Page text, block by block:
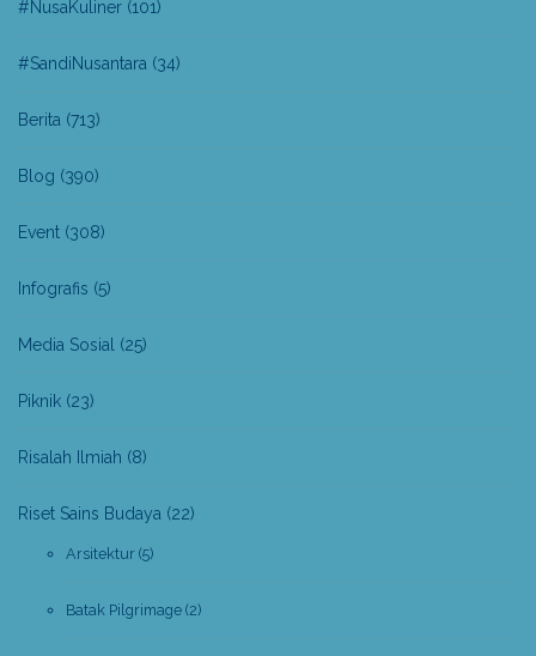
#NusaKuliner (101)
#SandiNusantara (34)
Berita (713)
Blog (390)
Event (308)
Infografis (5)
Media Sosial (25)
Piknik (23)
Risalah Ilmiah (8)
Riset Sains Budaya (22)
Arsitektur (5)
Batak Pilgrimage (2)